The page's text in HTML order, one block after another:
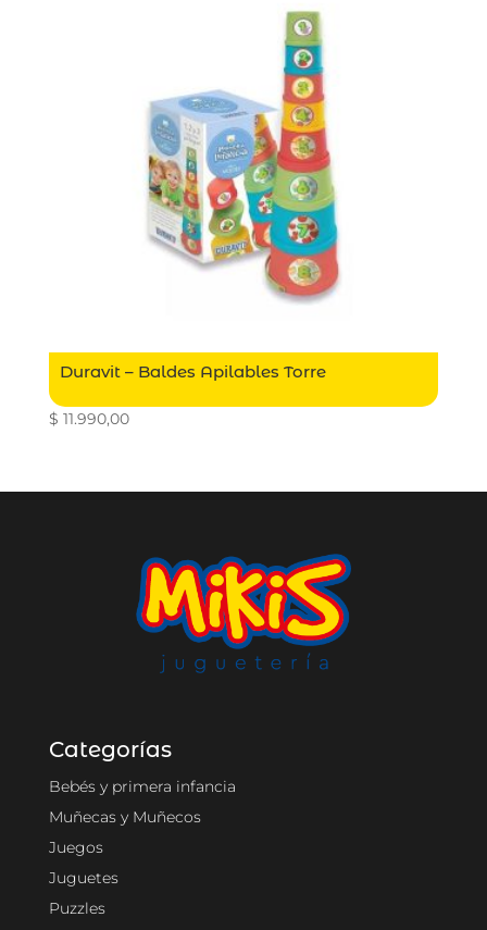
Duravit – Baldes Apilables Torre
$ 11.990,00
Categorías
Bebés y primera infancia
Muñecas y Muñecos
Juegos
Juguetes
Puzzles